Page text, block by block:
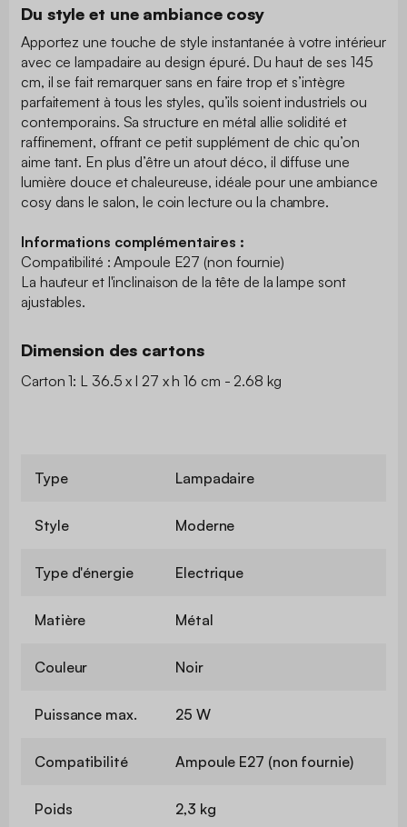
Du style et une ambiance cosy
Apportez une touche de style instantanée à votre intérieur
avec ce lampadaire au design épuré. Du haut de ses 145
cm, il se fait remarquer sans en faire trop et s’intègre
parfaitement à tous les styles, qu’ils soient industriels ou
contemporains. Sa structure en métal allie solidité et
raffinement, offrant ce petit supplément de chic qu’on
aime tant. En plus d’être un atout déco, il diffuse une
lumière douce et chaleureuse, idéale pour une ambiance
cosy dans le salon, le coin lecture ou la chambre.
Informations complémentaires :
Compatibilité : Ampoule E27 (non fournie)
La hauteur et l'inclinaison de la tête de la lampe sont
ajustables.
Dimension des cartons
Carton 1: L 36.5 x l 27 x h 16 cm - 2.68 kg
Type Lampadaire
Style Moderne
Type d'énergie Electrique
Matière Métal
Couleur Noir
Puissance max. 25 W
Compatibilité Ampoule E27 (non fournie)
Poids 2,3 kg